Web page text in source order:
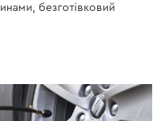
безготівковий